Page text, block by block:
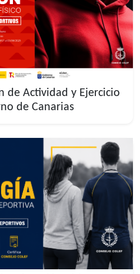
de Actividad y Ejercicio
de Canarias